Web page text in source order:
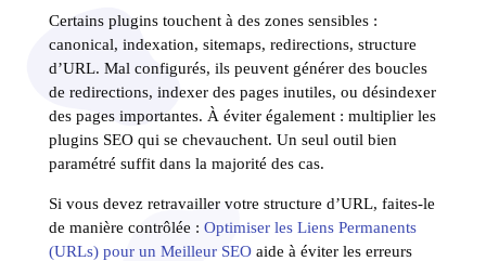
Certains plugins touchent à des zones sensibles :
canonical, indexation, sitemaps, redirections, structure
d’URL. Mal configurés, ils peuvent générer des boucles
de redirections, indexer des pages inutiles, ou désindexer
des pages importantes. À éviter également : multiplier les
plugins SEO qui se chevauchent. Un seul outil bien
paramétré suffit dans la majorité des cas.
Si vous devez retravailler votre structure d’URL, faites-le
de manière contrôlée : Optimiser les Liens Permanents
(URLs) pour un Meilleur SEOaide à éviter les erreurs